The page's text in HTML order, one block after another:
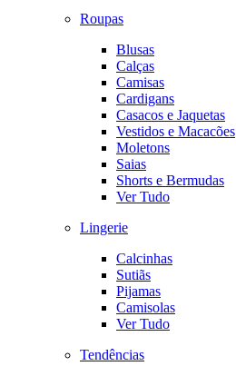
Roupas
Blusas
Calças
Camisas
Cardigans
Casacos e Jaquetas
Vestidos e Macacões
Moletons
Saias
Shorts e Bermudas
Ver Tudo
Lingerie
Calcinhas
Sutiãs
Pijamas
Camisolas
Ver Tudo
Tendências